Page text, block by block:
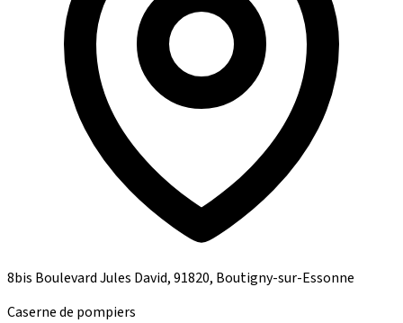
8bis Boulevard Jules David, 91820, Boutigny-sur-Essonne
Caserne de pompiers